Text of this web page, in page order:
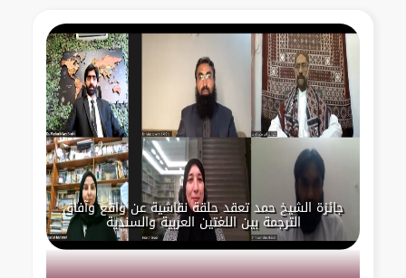
جائزة الشيخ حمد تعقد حلقة نقاشية عن واقع وآفاق
الترجمة بين اللغتين العربية والسندية